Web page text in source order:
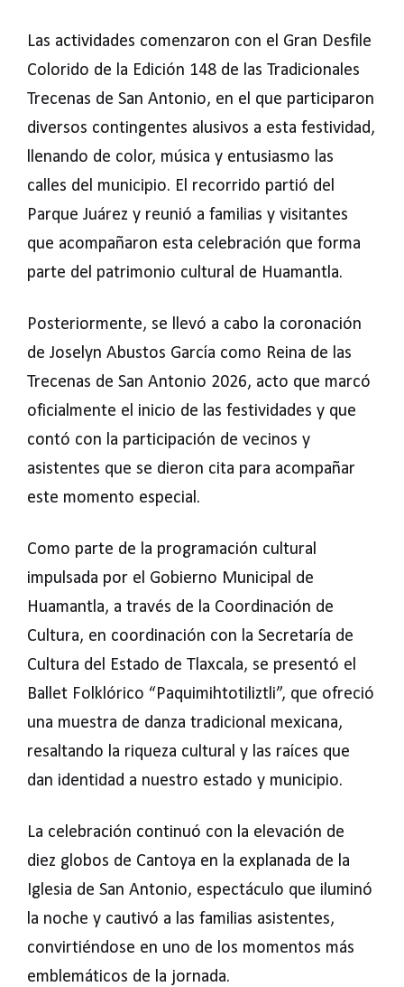
Las actividades comenzaron con el Gran Desfile
Colorido de la Edición 148 de las Tradicionales
Trecenas de San Antonio, en el que participaron
diversos contingentes alusivos a esta festividad,
llenando de color, música y entusiasmo las
calles del municipio. El recorrido partió del
Parque Juárez y reunió a familias y visitantes
que acompañaron esta celebración que forma
parte del patrimonio cultural de Huamantla.
Posteriormente, se llevó a cabo la coronación
de Joselyn Abustos García como Reina de las
Trecenas de San Antonio 2026, acto que marcó
oficialmente el inicio de las festividades y que
contó con la participación de vecinos y
asistentes que se dieron cita para acompañar
este momento especial.
Como parte de la programación cultural
impulsada por el Gobierno Municipal de
Huamantla, a través de la Coordinación de
Cultura, en coordinación con la Secretaría de
Cultura del Estado de Tlaxcala, se presentó el
Ballet Folklórico “Paquimihtotiliztli”, que ofreció
una muestra de danza tradicional mexicana,
resaltando la riqueza cultural y las raíces que
dan identidad a nuestro estado y municipio.
La celebración continuó con la elevación de
diez globos de Cantoya en la explanada de la
Iglesia de San Antonio, espectáculo que iluminó
la noche y cautivó a las familias asistentes,
convirtiéndose en uno de los momentos más
emblemáticos de la jornada.